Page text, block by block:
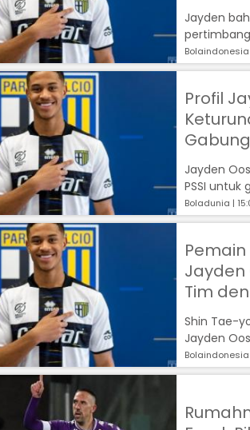
Jayden
Bolaindonesia
Profil
Jayden
PSSI untuk
satu tim
Boladunia |
Jayden
Tim
Shin Tae-
Jayden
Timnas
langsung